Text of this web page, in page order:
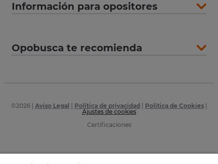
Información para opositores
Opobusca te recomienda
©2026| Aviso Legal Política de privacidad Política de Cookies|
Ajustes de cookies
Certificaciones